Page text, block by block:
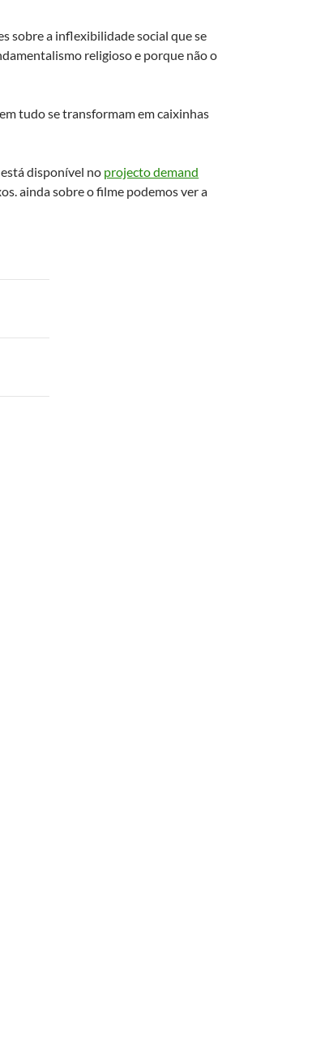
sobre a inflexibilidade social que se
religioso e porque não o
tudo se transformam em caixinhas
está disponível no projecto demand
ainda sobre o filme podemos ver a